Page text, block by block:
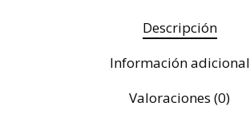
Descripción
Información adicional
Valoraciones (0)